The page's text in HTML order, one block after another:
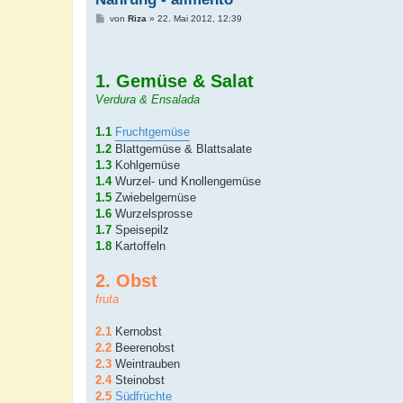
B
g
von Riza» 22. Mai 2012, 12:39
1. Gemüse & Salat
Verdura & Ensalada
1.1 Fruchtgemüse
1.2 Blattgemüse & Blattsalate
1.3 Kohlgemüse
1.4Wurzel- und Knollengemüse
1.5 Zwiebelgemüse
1.6 Wurzelsprosse
1.7 Speisepilz
1.8 Kartoffeln
2. Obst
fruta
2.1 Kernobst
2.2 Beerenobst
2.3 Weintrauben
2.4Steinobst
2.5 Südfrüchte